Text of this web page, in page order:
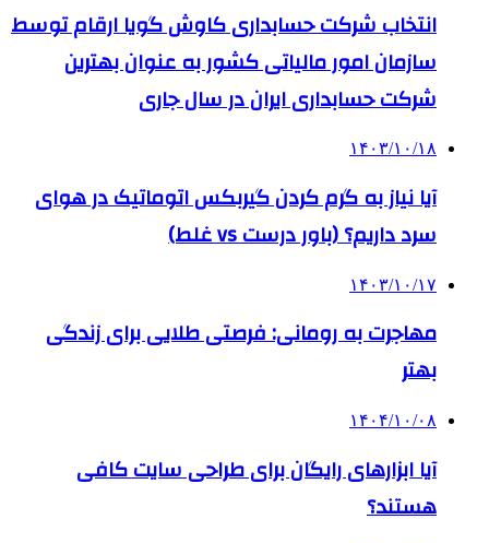
انتخاب شرکت حسابداری کاوش گویا ارقام توسط
سازمان امور مالیاتی کشور به عنوان بهترین
شرکت حسابداری ایران در سال جاری
۱۴۰۳/۱۰/۱۸
آیا نیاز به گرم کردن گیربکس اتوماتیک در هوای
سرد داریم؟ (باور درست vs غلط)
۱۴۰۳/۱۰/۱۷
مهاجرت به رومانی: فرصتی طلایی برای زندگی
بهتر
۱۴۰۴/۱۰/۰۸
آیا ابزارهای رایگان برای طراحی سایت کافی
هستند؟